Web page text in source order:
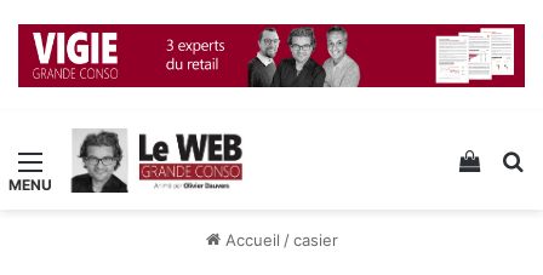
Menu Voir
Accueil / casier